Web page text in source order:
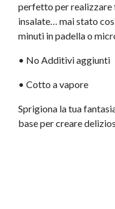
perfetto per realizzare
insalate… mai stato
minuti in padella o
• No Additivi aggiunti
• Cotto a vapore
Sprigiona la tua
base per creare